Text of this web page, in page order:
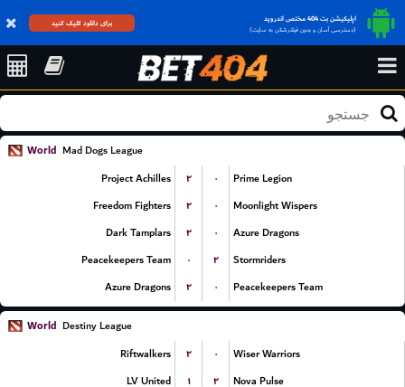
اپلیکیشن بت 404 مختص اندروید
(دسترسی آسان و بدون فیلترشکن به سایت)
برای دانلود کلیک کنید
World Mad Dogs League
Project Achilles
۲ ۰
Prime Legion
Freedom Fighters
۲ ۰
Moonlight Wispers
Dark Tamplars
۲ ۰
Azure Dragons
Peacekeepers Team
۰ ۲
Stormriders
Azure Dragons
۲ ۰ Peacekeepers Team
World Destiny League
Riftwalkers
۲ ۰
Wiser Warriors
LV United
۱ ۲
Nova Pulse